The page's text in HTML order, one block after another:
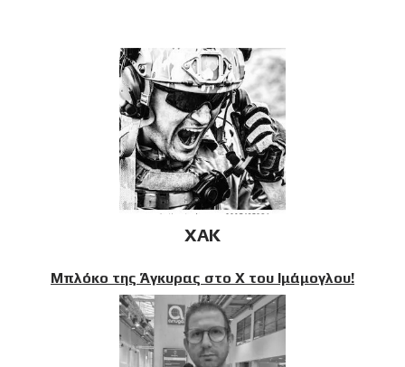
XAK
Μπλόκο της Άγκυρας στο X του Ιμάμογλου!